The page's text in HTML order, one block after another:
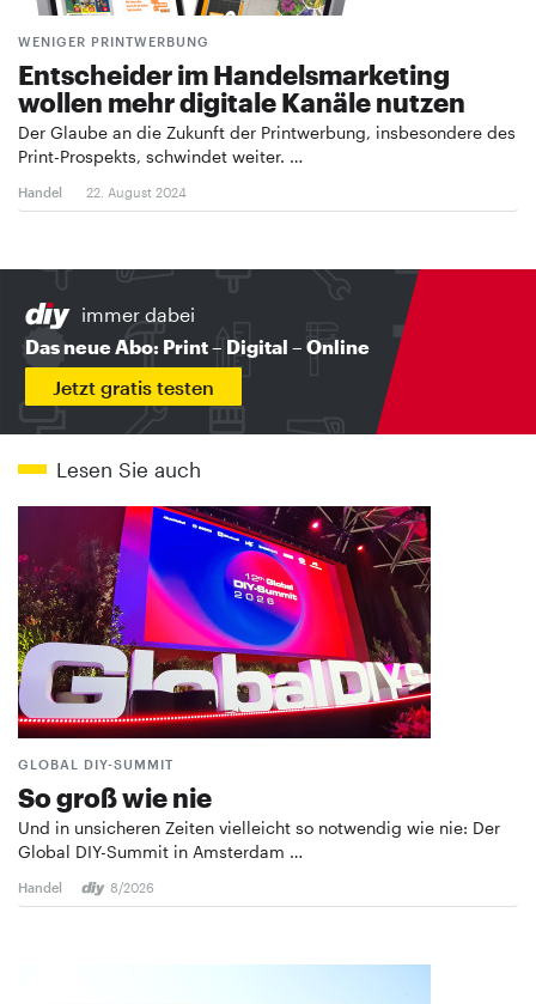
WENIGER PRINTWERBUNG
Entscheider im Handelsmarketing
wollen mehr digitale Kanäle nutzen
Der Glaube an die Zukunft der Printwerbung, insbesondere des
Print-Prospekts, schwindet weiter. …
Handel 22. August 2024
immer dabei
Das neue Abo: Print – Digital – Online
Jetzt gratis testen
Lesen Sie auch
GLOBAL DIY-SUMMIT
So groß wie nie
Und in unsicheren Zeiten vielleicht so notwendig wie nie: Der
Global DIY-Summit in Amsterdam …
Handel 8/2026